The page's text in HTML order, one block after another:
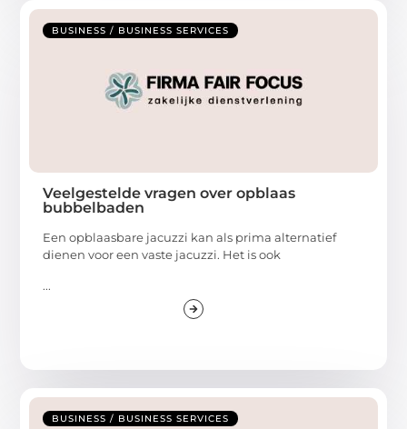
BUSINESS / BUSINESS SERVICES
Veelgestelde vragen over opblaas
bubbelbaden
Een opblaasbare jacuzzi kan als prima alternatief
dienen voor een vaste jacuzzi. Het is ook
...
BUSINESS / BUSINESS SERVICES